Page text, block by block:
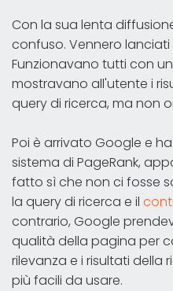
Con la sua lenta
confuso. Vennero lanciati
Funzionavano tutti con
mostravano all'utente i
query di ricerca, ma non
Poi è arrivato Google e
sistema di PageRank,
fatto sì che non ci fosse
la query di ricerca e il
contrario, Google
qualità della pagina per
rilevanza e i risultati
più facili da usare.